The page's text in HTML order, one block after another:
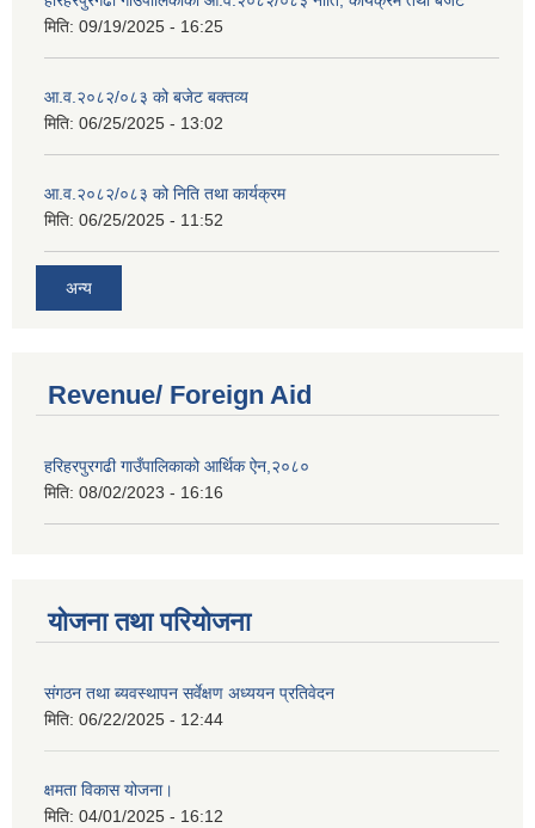
मिति: 09/19/2025 - 16:25
आ.व.२०८२/०८३ को बजेट बक्तव्य
मिति: 06/25/2025 - 13:02
आ.व.२०८२/०८३ को निति तथा कार्यक्रम
मिति: 06/25/2025 - 11:52
अन्य
Revenue/ Foreign Aid
हरिहरपुरगढी गाउँपालिकाको आर्थिक ऐन,२०८०
मिति: 08/02/2023 - 16:16
योजना तथा परियोजना
संगठन तथा ब्यवस्थापन सर्वेक्षण अध्ययन प्रतिवेदन
मिति: 06/22/2025 - 12:44
क्षमता विकास योजना।
मिति: 04/01/2025 - 16:12